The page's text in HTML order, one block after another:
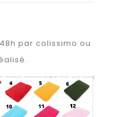
par colissimo ou